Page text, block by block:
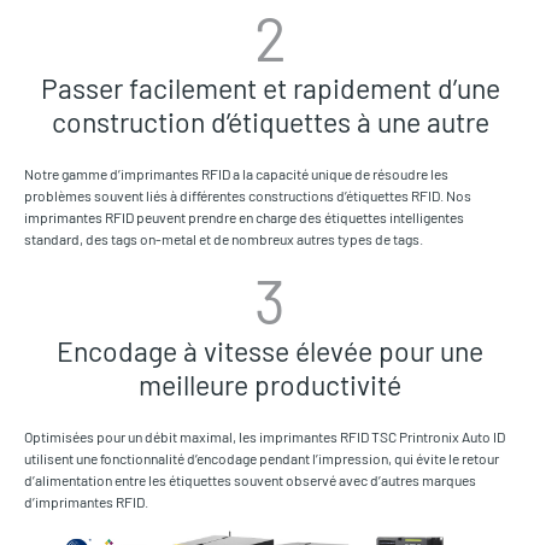
2
Passer facilement et rapidement d’une
construction d’étiquettes à une autre
Notre gamme d’imprimantes RFID a la capacité unique de résoudre les
problèmes souvent liés à différentes constructions d’étiquettes RFID. Nos
imprimantes RFID peuvent prendre en charge des étiquettes intelligentes
standard, des tags on-metal et de nombreux autres types de tags.
3
Encodage à vitesse élevée pour une
meilleure productivité
Optimisées pour un débit maximal, les imprimantes RFID TSC Printronix Auto ID
utilisent une fonctionnalité d’encodage pendant l’impression, qui évite le retour
d’alimentation entre les étiquettes souvent observé avec d’autres marques
d’imprimantes RFID.